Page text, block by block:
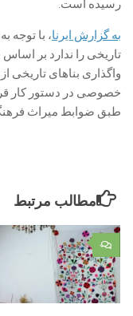
رسیده است.
به گزارش ایرنا، با توجه
تاریخی را ندارد بر
واگذاری بناهای
خصوصی در دستور کار
طبق ضوابط میراث
مطالب مرتبط
۰